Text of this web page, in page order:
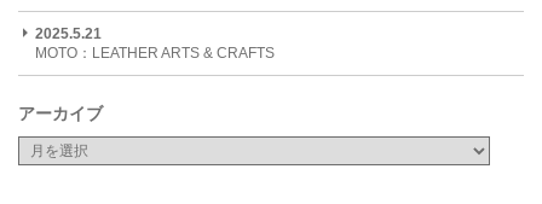
2025.5.21
MOTO：LEATHER ARTS & CRAFTS
アーカイブ